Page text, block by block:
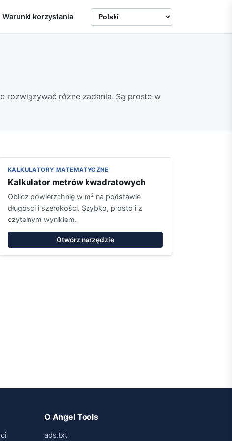
Warunki korzystania
rozwiązywać różne zadania. Są proste w
KALKULATORY MATEMATYCZNE
Kalkulator metrów kwadratowych
Oblicz powierzchnię w m² na podstawie
długości i szerokości. Szybko, prosto i z
czytelnym wynikiem.
Otwórz narzędzie
O Angel Tools
ads.txt